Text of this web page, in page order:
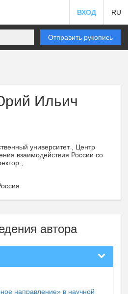
ВХОД RU
Отправить рукопись
Ильич
университет , Центр
взаимодействия России со
,
автора
направление» в научной